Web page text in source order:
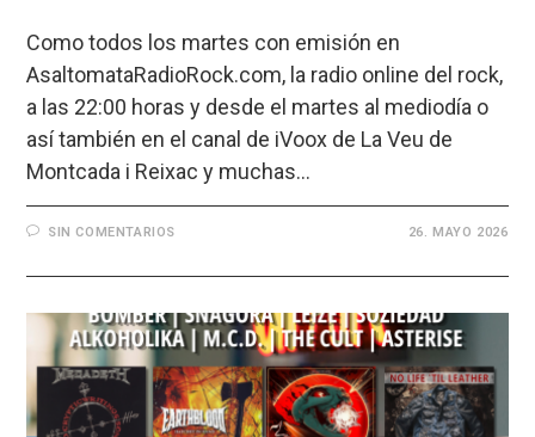
Como todos los martes con emisión en
AsaltomataRadioRock.com, la radio online del rock,
a las 22:00 horas y desde el martes al mediodía o
así también en el canal de iVoox de La Veu de
Montcada i Reixac y muchas…
SIN COMENTARIOS 26. MAYO 2026